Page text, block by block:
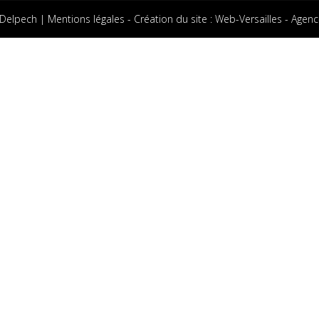
| Mentions légales - Création du site : Web-Versailles -